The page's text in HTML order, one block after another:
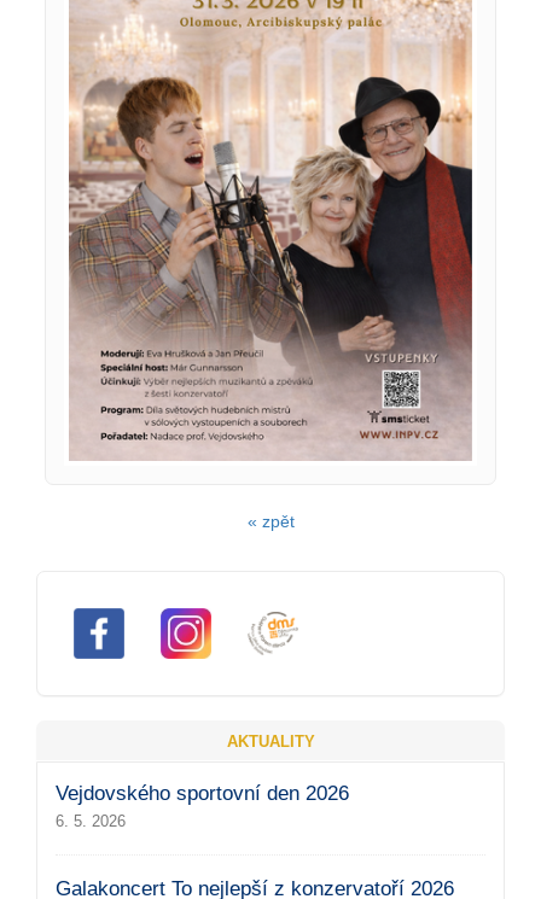
« zpět
AKTUALITY
Vejdovského sportovní den 2026
6. 5. 2026
Galakoncert To nejlepší z konzervatoří 2026